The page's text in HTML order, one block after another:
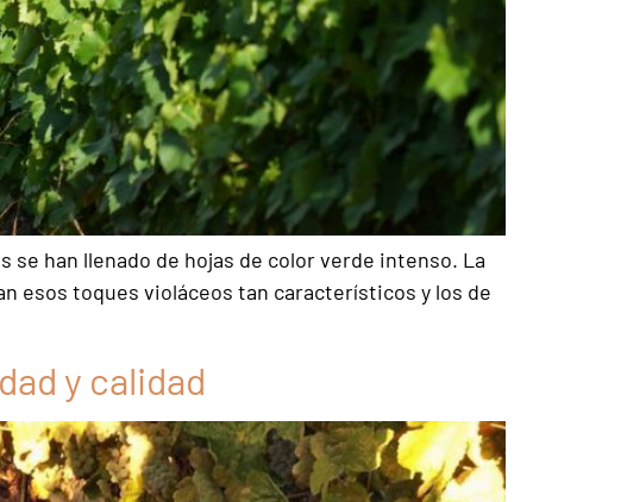
se han llenado de hojas de color verde intenso. La
esos toques violáceos tan característicos y los de
y calidad